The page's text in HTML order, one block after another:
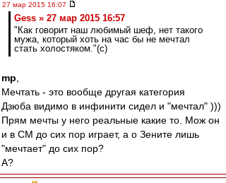
27 мар 2015 16:07
Gess » 27 мар 2015 16:57
"Как говорит наш любимый шеф, нет такого
мужа, который хоть на час бы не мечтал
стать холостяком."(с)
mp
Мечтать - это вообще другая категория
Дзюба видимо в инфинити сидел и "мечтал" )))
Прям мечты у него реальные какие то. Мож он
и в СМ до сих пор играет, а о Зените лишь
"мечтает" до сих пор?
А?